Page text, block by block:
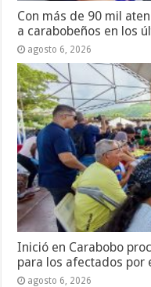
Con más de 90 mil
a carabobeños en los
agosto 6, 2026
Inició en Carabobo
para los afectados por
agosto 6, 2026